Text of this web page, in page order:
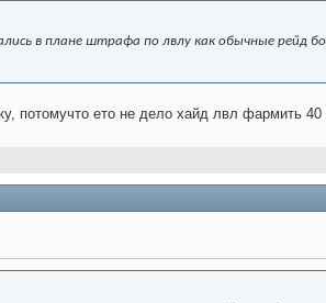
в плане штрафа по лвлу как обычные рейд
потомучто ето не дело хайд лвл фармить